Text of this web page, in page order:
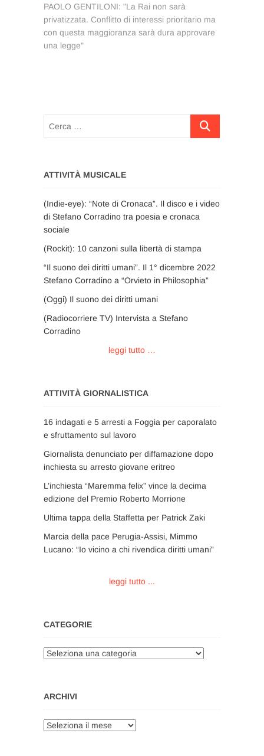
successivo:
PAOLO GENTILONI: "La Rai non sarà
privatizzata. Conflitto di interessi prioritario ma
con questa maggioranza sarà dura approvare
una legge"
Cerca
ATTIVITÀ MUSICALE
(Indie-eye): “Note di Cronaca”. Il disco e i video
di Stefano Corradino tra poesia e cronaca
sociale
(Rockit): 10 canzoni sulla libertà di stampa
“Il suono dei diritti umani”. Il 1° dicembre 2022
Stefano Corradino a “Orvieto in Philosophia”
(Oggi) Il suono dei diritti umani
(Radiocorriere TV) Intervista a Stefano
Corradino
leggi tutto …
ATTIVITÀ GIORNALISTICA
16 indagati e 5 arresti a Foggia per caporalato
e sfruttamento sul lavoro
Giornalista denunciato per diffamazione dopo
inchiesta su arresto giovane eritreo
L’inchiesta “Maremma felix” vince la decima
edizione del Premio Roberto Morrione
Ultima tappa della Staffetta per Patrick Zaki
Marcia della pace Perugia-Assisi, Mimmo
Lucano: “Io vicino a chi rivendica diritti umani”
leggi tutto ...
CATEGORIE
Categorie
ARCHIVI
Archivi